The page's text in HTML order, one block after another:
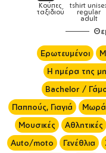
Παιδικό
tshirt
Drill
Καπέλα
ενηλίκων
Ερωτευμένοι
Η ημέρα της
Bachelor /
Παππούς, Γιαγιά
Μουσικές
Αθλητικές
Auto/moto
Γενέθλια